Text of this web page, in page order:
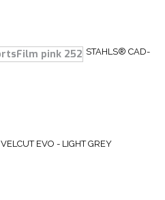
STAHLS® CAD-
VELCUT EVO - LIGHT GREY